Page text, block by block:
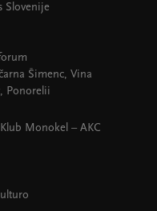
Slovenije
Šimenc, Vina
Ponorelii
Monokel – AKC